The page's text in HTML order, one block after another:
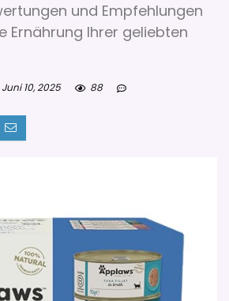
und Empfehlungen
Ernährung Ihrer geliebten
Juni 10, 2025 88